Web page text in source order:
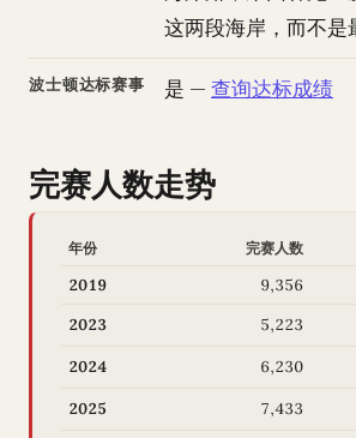
这两段海岸，而不是
波士顿达标赛事 是 — 查询达标成绩
完赛人数走势
年份 完赛人数
2019 9,356
2023
5,223
2024 6,230
2025 7,433